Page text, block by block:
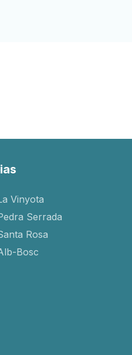
Vinyota
Serrada
Rosa
Bosc